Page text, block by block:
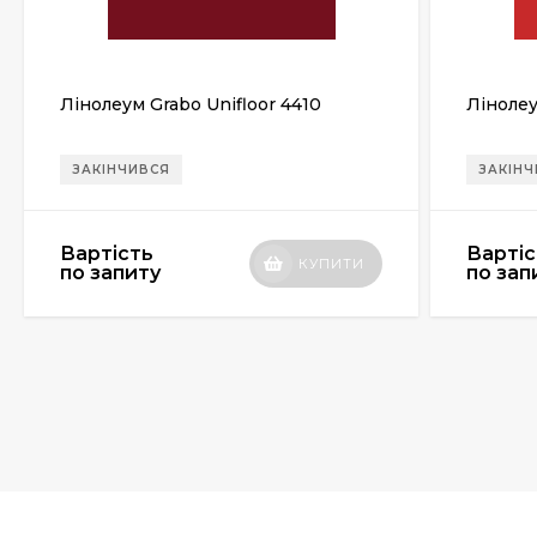
Лінолеум Grabo Unifloor 4410
ЗАКІНЧИВСЯ
Вартість
по запиту
КУПИТИ
по